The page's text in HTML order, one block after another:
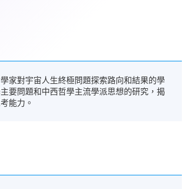
家對宇宙人生終極問題探索路向和結果的學
要問題和中西哲學主流學派思想的研究，揭
能力。